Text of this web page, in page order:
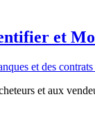
et
et aux